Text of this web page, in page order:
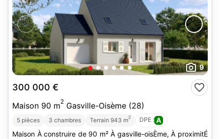
9
300 000 €
Maison 90 m2 Gasville-Oisème (28)
5 pièces 3 chambres Terrain 943 m2 DPE : A
Maison À construire de 90 m² À gasville-oisÈme, À proximitÉ